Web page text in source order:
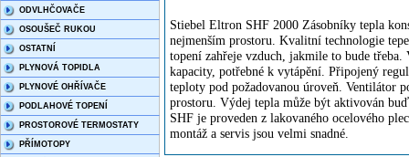
ODVLHČOVAČE
OSOUŠEČ RUKOU
OSTATNÍ
PLYNOVÁ TOPIDLA
PLYNOVÉ OHŘÍVAČE
PODLAHOVÉ TOPENÍ
PROSTOROVÉ TERMOSTATY
PŘÍMOTOPY
Stiebel Eltron SHF 2000 Zásobníky tepla
nejmenším prostoru. Kvalitní technologie
topení zahřeje vzduch, jakmile to bude
kapacity, potřebné k vytápění. Připojený
teploty pod požadovanou úroveň. Ventilátor
prostoru. Výdej tepla může být aktivován
SHF je proveden z lakovaného ocelového
montáž a servis jsou velmi snadné.